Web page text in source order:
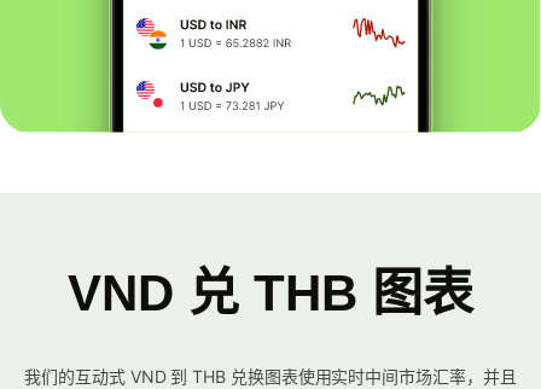
VND 兑 THB 图表
我们的互动式 VND 到 THB 兑换图表使用实时中间市场汇率，并且